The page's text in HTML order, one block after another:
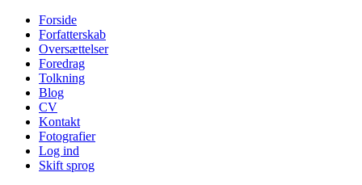
Forside
Forfatterskab
Oversættelser
Foredrag
Tolkning
Blog
CV
Kontakt
Fotografier
Log ind
Skift sprog